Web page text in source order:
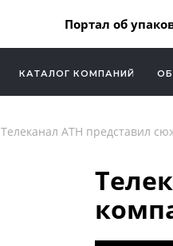
Портал об
КАТАЛОГ КОМПАНИЙ
Телеканал АТН представил